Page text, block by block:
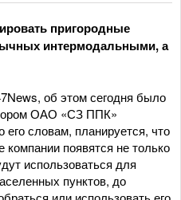
пригородные
интермодальными, а
об этом сегодня было
ОАО «СЗ ППК»
словам, планируется, что
появятся не только
использоваться для
пунктов, до